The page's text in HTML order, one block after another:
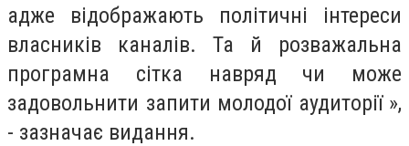
адже відображають політичні інтереси
власників каналів. Та й розважальна
програмна сітка навряд чи може
задовольнити запити молодої аудиторії »,
- зазначає видання.